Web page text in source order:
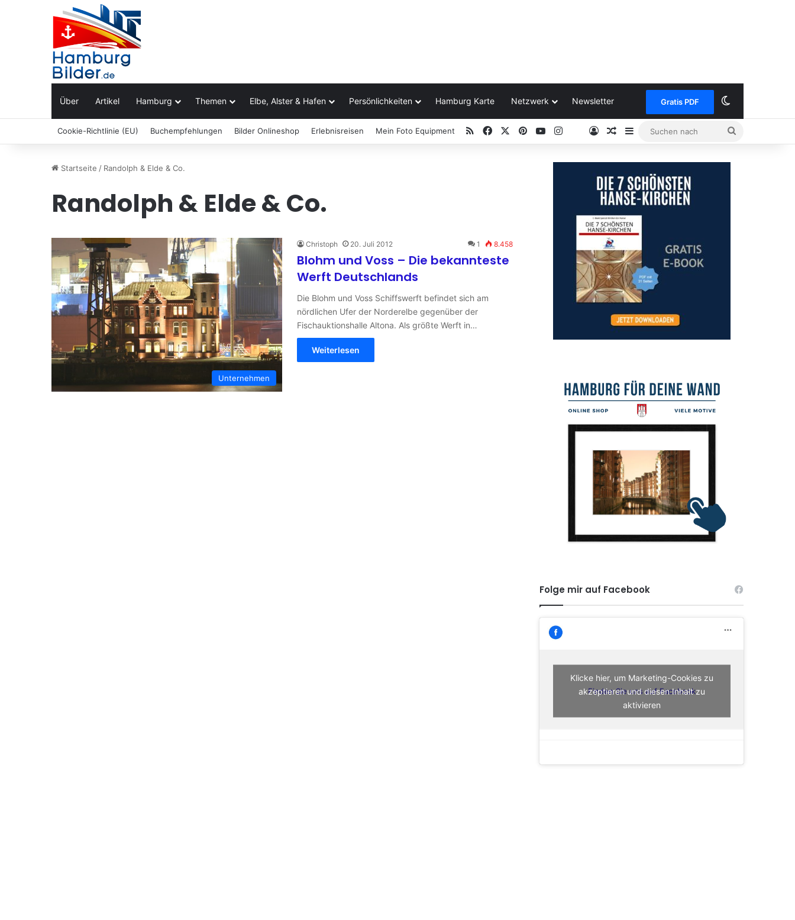
Über Artikel Hamburg Themen Elbe, Alster & Hafen Persönlichkeiten Hamburg Karte Netzwerk Newsletter Gratis PDF
Cookie-Richtlinie (EU) Buchempfehlungen Bilder Onlineshop Erlebnisreisen Mein Foto Equipment RSS FacebookPinterestYouTubeInstagram
Google
AnmeldenZufälliger Artikel
Sidebar
Startseite / Randolph & Elde & Co.
Randolph & Elde & Co.
Unternehmen
Christoph 20. Juli 2012 1 8.458
Blohm und Voss – Die bekannteste
Werft Deutschlands
Die Blohm und Voss Schiffswerft befindet sich am
nördlichen Ufer der Norderelbe gegenüber der
Fischauktionshalle Altona. Als größte Werft in…
Weiterlesen
Folge mir auf Facebook
Finden Sie uns auf Facebook
Klicke hier, um Marketing-Cookies zu
akzeptieren und diesen Inhalt zu
aktivieren